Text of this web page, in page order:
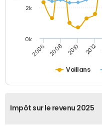
Voillans
2006 2008 2010 2012
0k
2k
Impôt sur le revenu 2025